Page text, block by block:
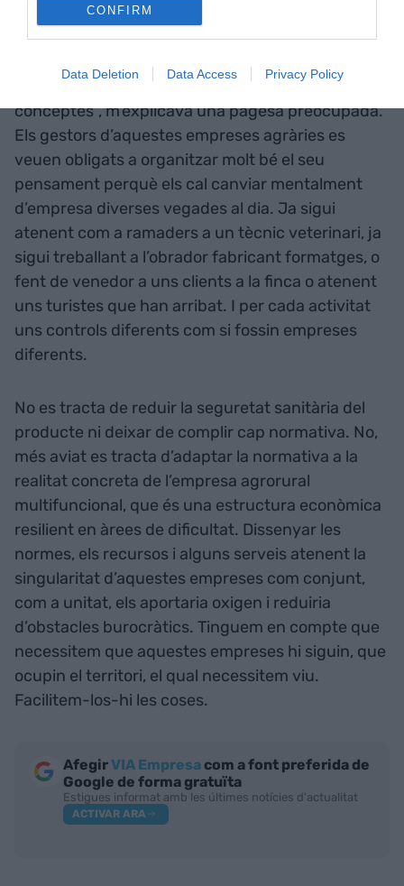
CONFIRM
Data Deletion Data Access Privacy Policy
proximitat, quan es parla de gestions
mediambientals. És cert, són coses diferents,
però comporten una burocràcia en molts casos
repetitiva. “Se'ns demana el mateix per diferents
conceptes”, m’explicava una pagesa preocupada.
Els gestors d’aquestes empreses agràries es
veuen obligats a organitzar molt bé el seu
pensament perquè els cal canviar mentalment
d’empresa diverses vegades al dia. Ja sigui
atenent com a ramaders a un tècnic veterinari, ja
sigui treballant a l’obrador fabricant formatges, o
fent de venedor a uns clients a la finca o atenent
uns turistes que han arribat. I per cada activitat
uns controls diferents com si fossin empreses
diferents.
No es tracta de reduir la seguretat sanitària del
producte ni deixar de complir cap normativa. No,
més aviat es tracta d’adaptar la normativa a la
realitat concreta de l’empresa agrorural
multifuncional, que és una estructura econòmica
resilient en àrees de dificultat. Dissenyar les
normes, els recursos i alguns serveis atenent la
singularitat d’aquestes empreses com conjunt,
com a unitat, els aportaria oxigen i reduiria
d’obstacles burocràtics. Tinguem en compte que
necessitem que aquestes empreses hi siguin, que
ocupin el territori, el qual necessitem viu.
Facilitem-los-hi les coses.
AfegirVIA Empresa com a font preferida de
Google de forma gratuïta
Estigues informat amb les últimes notícies d'actualitat
ACTIVAR ARA